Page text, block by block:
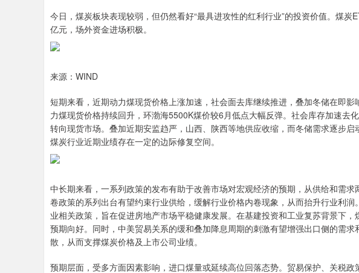
今日，煤炭板块表现较弱，但仍然看好“最具进攻性的红利行业”的投资价值。煤
亿元，场外资金进场积极。
来源：WIND
短期来看，近期动力煤现货价格上涨加速，社会面去库继续推进，叠加冬储在即
力煤现货价格持续回升，环渤海5500K煤价较6月低点大幅反弹。社会库存加速去
转向现货市场。叠加近期安监趋严，山西、陕西等地供应收缩，而冬储需求逐步启
煤炭行业近期业绩存在一定的边际修复空间。
中长期来看，一系列政策的发布有助于改善市场对宏观经济的预期，从供给和需
卷政策的系列出台有望约束行业供给，缓解行业价格内卷现象，从而抬升行业利
业相关政策，旨在促进房地产市场平稳健康发展。在基建投资和工业复苏背景下
预期向好。同时，中美贸易关系的缓和叠加降息周期的刺激有望增强出口侧的需
散，从而支撑煤炭价格及上市公司业绩。
预期层面，受多方面因素影响，进口煤量或延续高位回落态势。贸易保护、关税